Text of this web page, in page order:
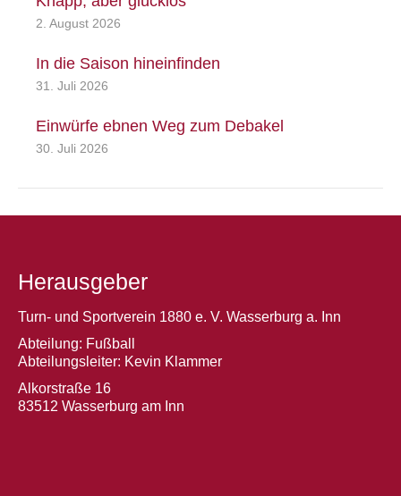
2. August 2026
In die Saison hineinfinden
31. Juli 2026
Einwürfe ebnen Weg zum Debakel
30. Juli 2026
Herausgeber
Turn- und Sportverein 1880 e. V. Wasserburg a. Inn
Abteilung: Fußball
Abteilungsleiter: Kevin Klammer
Alkorstraße 16
83512 Wasserburg am Inn